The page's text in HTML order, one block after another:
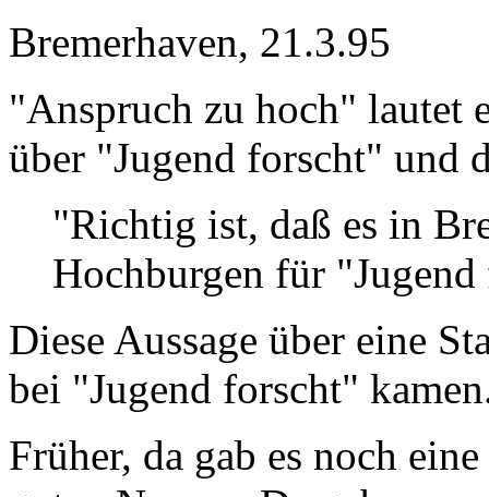
Bremerhaven, 21.3.95
"Anspruch zu hoch" lautet
über "Jugend forscht" und
"Richtig ist, daß es in
Hochburgen für
Diese Aussage über eine
bei "Jugend forscht"
Früher, da gab es noch